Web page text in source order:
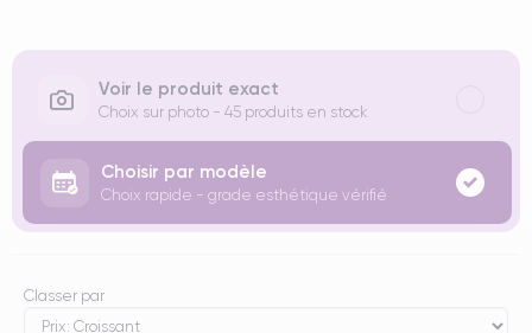
Voir le produit exact
Choix sur photo - 45 produits en stock
Choisir par modèle
Choix rapide - grade esthétique vérifié
Classer par